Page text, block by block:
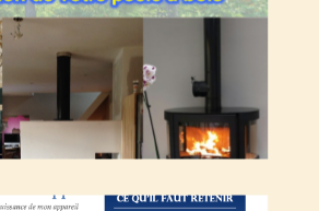
mon appareil de chauffage